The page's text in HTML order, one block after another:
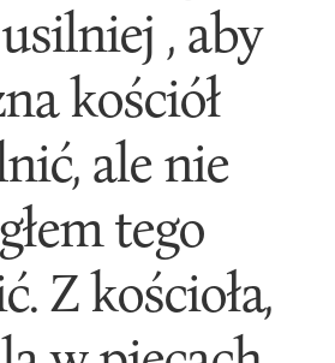
, aby
kościół
ale nie
tego
Z kościoła,